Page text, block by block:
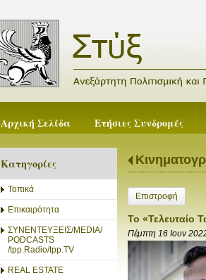
Αρχική Σελίδα Ετήσιες Συνδρομές
Κατηγορίες
Τοπικά
Επικαιρότητα
ΣΥΝΕΝΤΕΥΞΕΙΣ/MEDIA/
PODCASTS
/tpp.Radio/tpp.TV
REAL ESTATE
Επιστροφή
Το «Τελευταίο
Πέμπτη 16 Ιουν